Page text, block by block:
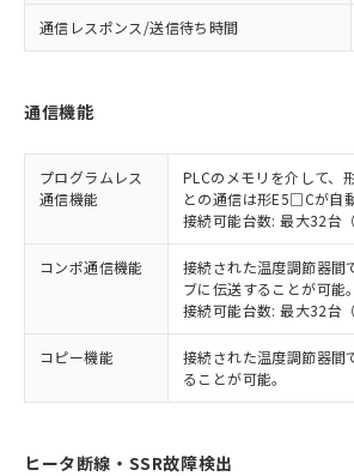
通信レスポンス/送信待ち時間
通信機能
プログラムレス
通信機能
PLCのメモリを介して、
との通信は形E5□Cが自
接続可能台数: 最大32台
コンポ通信機能
接続された温度調節器間
ブに伝送することが可能
接続可能台数: 最大32台
コピー機能
接続された温度調節器間
ることが可能。
ヒータ断線・SSR故障検出